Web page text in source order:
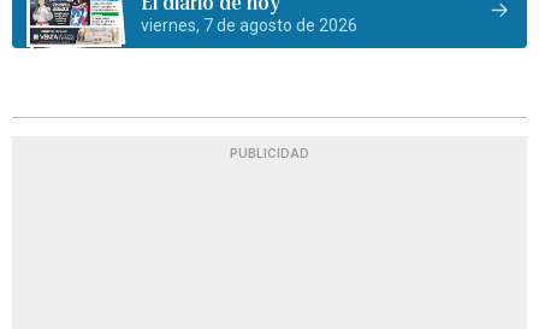
viernes, 7 de agosto de 2026
PUBLICIDAD